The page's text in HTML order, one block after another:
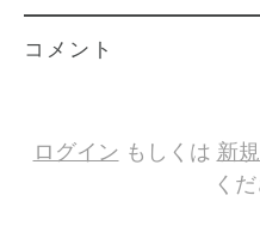
コメント
ログイン もしくは 新
くだ